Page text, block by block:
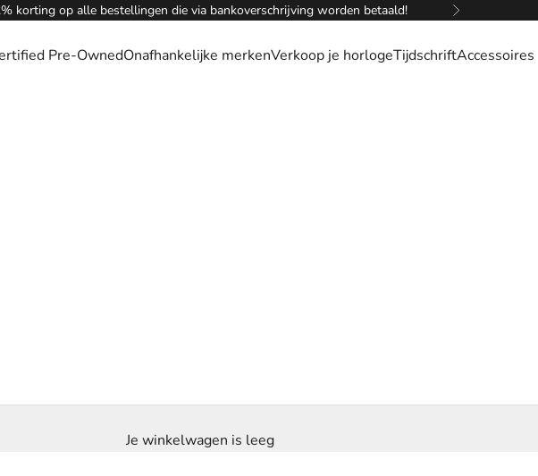
korting op alle bestellingen die via bankoverschrijving worden betaald! Volgende
Pre-OwnedOnafhankelijke merkenVerkoop je horlogeTijdschriftAccessoires
Je winkelwagen is leeg